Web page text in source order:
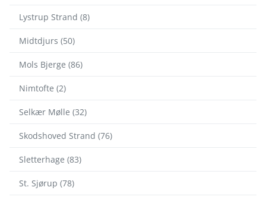
Lystrup Strand (8)
Midtdjurs (50)
Mols Bjerge (86)
Nimtofte (2)
Selkær Mølle (32)
Skodshoved Strand (76)
Sletterhage (83)
St. Sjørup (78)